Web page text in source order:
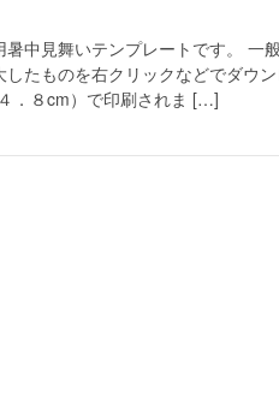
中見舞いテンプレートです。 一
たものを右クリックなどでダウ
．８cm）で印刷されま […]